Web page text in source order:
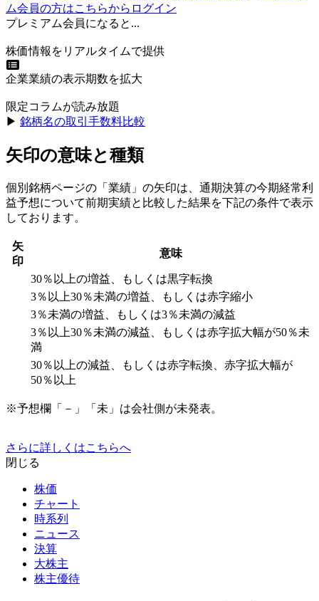
ム会員の方はこちらからログイン
プレミアム会員になると...
株価情報をリアルタイムで提供
企業業績の表示期数を拡大
限定コラムが読み放題
▶︎ 銘柄名の取引手数料比較
矢印の意味と種類
個別銘柄ページの「業績」の矢印は、通期決算の今期経常利
益予想について前期実績と比較した結果を下記の条件で表示
しております。
矢
印
意味
30％以上の増益、もしくは黒字転換
3％以上30％未満の増益、もしくは赤字縮小
3％未満の増益、もしくは3％未満の減益
3％以上30％未満の減益、もしくは赤字拡大幅が50％未
満
30％以上の減益、もしくは赤字転換、赤字拡大幅が
50％以上
※予想欄「－」「未」は会社側が未発表。
さらに詳しくはこちらへ
閉じる
株価
チャート
時系列
ニュース
決算
大株主
株主優待